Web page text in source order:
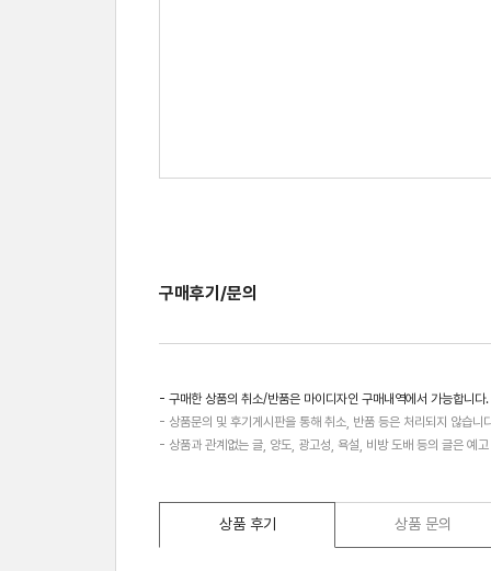
구매후기/문의
- 구매한 상품의 취소/반품은 마이디자인 구매내역에서 가능합니다.
- 상품문의 및 후기게시판을 통해 취소, 반품 등은 처리되지 않습니
- 상품과 관계없는 글, 양도, 광고성, 욕설, 비방 도배 등의 글은 예
상품 후기 상품 문의